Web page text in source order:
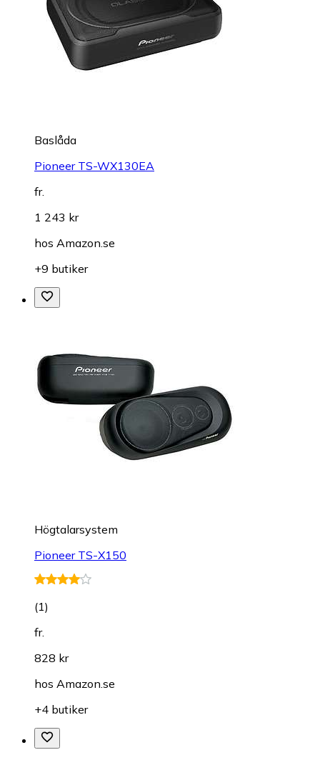
Baslåda
Pioneer TS-WX130EA
fr.
1 243 kr
hos Amazon.se
+9 butiker
Högtalarsystem
Pioneer TS-X150
(1)
fr.
828 kr
hos Amazon.se
+4 butiker